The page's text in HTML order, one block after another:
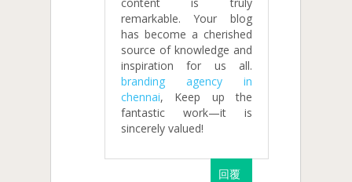
remarkable. Your blog
has become a cherished
source of knowledge and
inspiration for us all.
branding agency in
chennai, Keep up the
fantastic work—it is
sincerely valued!
回覆